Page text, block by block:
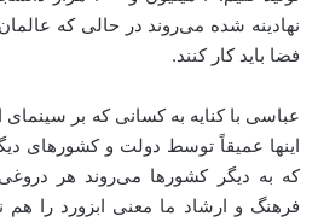
نهادینه شده می‌روند در حالی که
فضا باید کار کنند.
عباسی با کنایه به کسانی که بر سینمای
اینها عمیقاً توسط دولت و کشورهای
که به دیگر کشورها می‌روند هر
فرهنگ و ارشاد ما معنی ابزورد را هم